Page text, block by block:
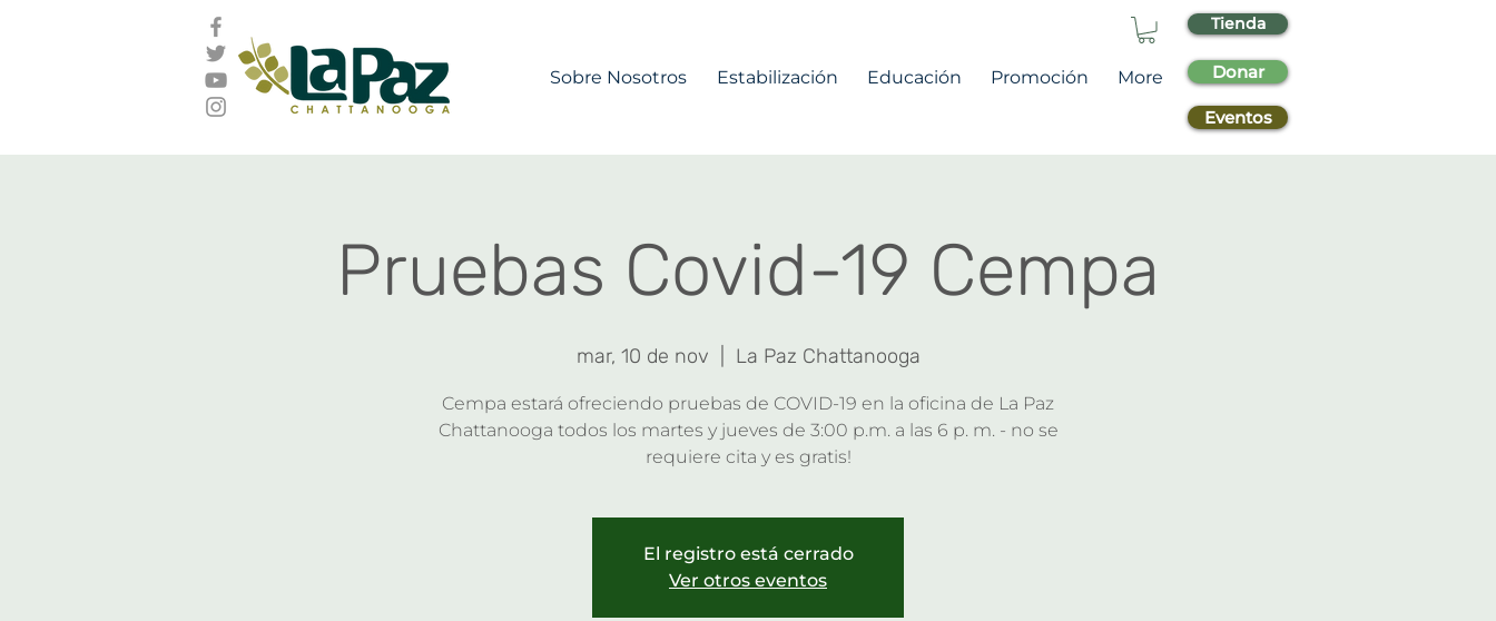
Sobre Nosotros Estabilización Educación Promoción More
Tienda
Donar
Eventos
Pruebas Covid-19 Cempa
mar, 10 de nov La Paz Chattanooga
Cempa estará ofreciendo pruebas de COVID-19 en la oficina de La Paz
Chattanooga todos los martes y jueves de 3:00 p.m. a las 6 p. m. - no se
requiere cita y es gratis!
El registro está cerrado
Ver otros eventos